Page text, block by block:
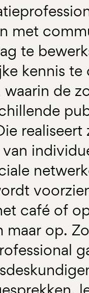
met
te
kennis
waarin de
café of
op.